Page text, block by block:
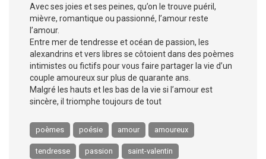
Avec ses joies et ses peines, qu’on le trouve puéril,
mièvre, romantique ou passionné, l’amour reste
l’amour.
Entre mer de tendresse et océan de passion, les
alexandrins et vers libres se côtoient dans des poèmes
intimistes ou fictifs pour vous faire partager la vie d’un
couple amoureux sur plus de quarante ans.
Malgré les hauts et les bas de la vie si l’amour est
sincère, il triomphe toujours de tout
poèmes poésie amour amoureux
tendresse passion saint-valentin